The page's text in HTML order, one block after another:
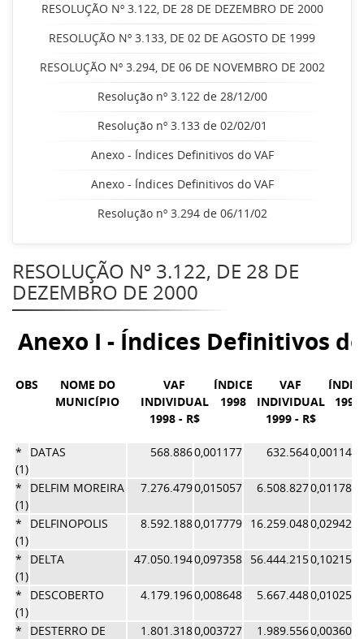
RESOLUÇÃO Nº 3.122, DE 28 DE DEZEMBRO DE 2000
RESOLUÇÃO Nº 3.133, DE 02 DE AGOSTO DE 1999
RESOLUÇÃO Nº 3.294, DE 06 DE NOVEMBRO DE 2002
Resolução nº 3.122 de 28/12/00
Resolução nº 3.133 de 02/02/01
Anexo - Índices Definitivos do VAF
Anexo - Índices Definitivos do VAF
Resolução nº 3.294 de 06/11/02
RESOLUÇÃO Nº 3.122, DE 28 DE
DEZEMBRO DE 2000
Anexo I - Índices Definitivos do
OBS
NOME DO
MUNICÍPIO
VAF
INDIVIDUAL
1998 - R$
ÍNDICE
1998
VAF
INDIVIDUAL
1999 - R$
1999
*
(1)
DATAS 568.8860,001177 632.5640,001145
*
(1)
DELFIM MOREIRA 7.276.4790,015057 6.508.8270,011780
*
(1)
DELFINOPOLIS 8.592.1880,017779 16.259.0480,029427
*
(1)
DELTA 47.050.1940,097358 56.444.2150,102158
*
(1)
DESCOBERTO 4.179.1960,008648 5.667.4480,010258
*
DESTERRO DE
1.801.3180,003727 1.989.5560,003601